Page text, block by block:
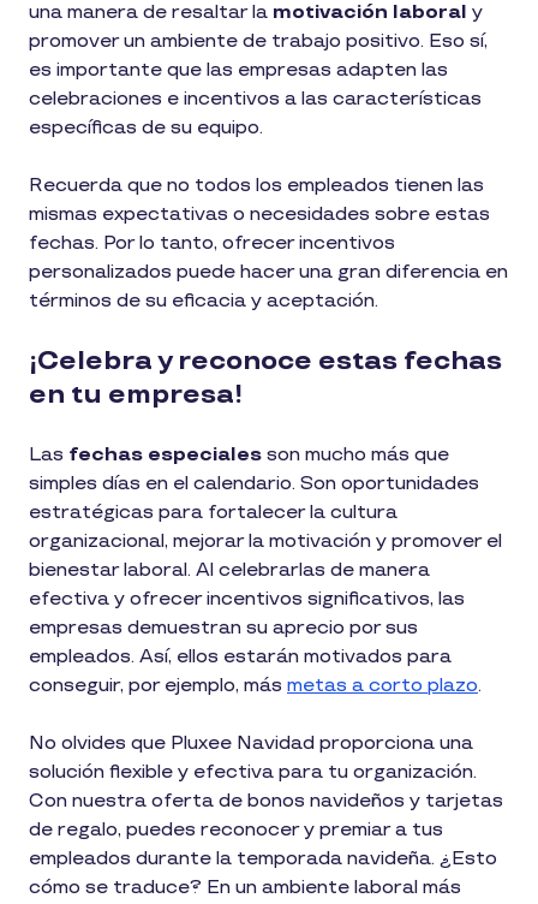
una manera de resaltar la motivación laboral y
promover un ambiente de trabajo positivo. Eso sí,
es importante que las empresas adapten las
celebraciones e incentivos a las características
específicas de su equipo.
Recuerda que no todos los empleados tienen las
mismas expectativas o necesidades sobre estas
fechas. Por lo tanto, ofrecer incentivos
personalizados puede hacer una gran diferencia en
términos de su eficacia y aceptación.
¡Celebra y reconoce estas fechas
en tu empresa!
Las fechas especiales son mucho más que
simples días en el calendario. Son oportunidades
estratégicas para fortalecer la cultura
organizacional, mejorar la motivación y promover el
bienestar laboral. Al celebrarlas de manera
efectiva y ofrecer incentivos significativos, las
empresas demuestran su aprecio por sus
empleados. Así, ellos estarán motivados para
conseguir, por ejemplo, más metas a corto plazo.
No olvides que Pluxee Navidad proporciona una
solución flexible y efectiva para tu organización.
Con nuestra oferta de bonos navideños y tarjetas
de regalo, puedes reconocer y premiar a tus
empleados durante la temporada navideña. ¿Esto
cómo se traduce? En un ambiente laboral más